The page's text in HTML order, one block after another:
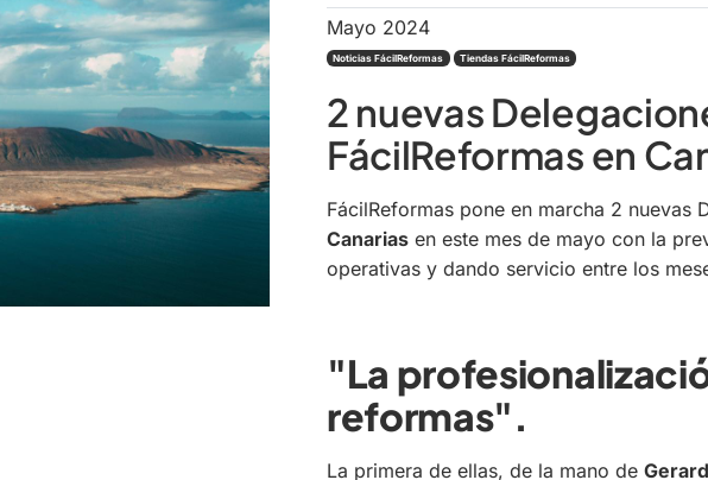
Mayo 2024
Noticias FácilReformas Tiendas FácilReformas
2 nuevas
FácilReformas en
FácilReformas pone en marcha 2 nuevas
Canarias en este mes de mayo con la
operativas y dando servicio entre los
"La
reformas".
La primera de ellas, de la mano de